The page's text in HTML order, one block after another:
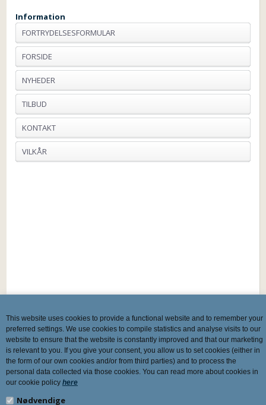
This website uses cookies to provide a functional website and to remember your
preferred settings. We use cookies to compile statistics and analyse visits to our
website to ensure that the website is constantly improved and that our marketing
is relevant to you. If you give your consent, you allow us to set cookies (either in
the form of our own cookies and/or from third parties) and to process the
personal data collected via those cookies. You can read more about cookies in
our cookie policy here
Nødvendige
Information
FORTRYDELSESFORMULAR
FORSIDE
NYHEDER
TILBUD
KONTAKT
VILKÅR